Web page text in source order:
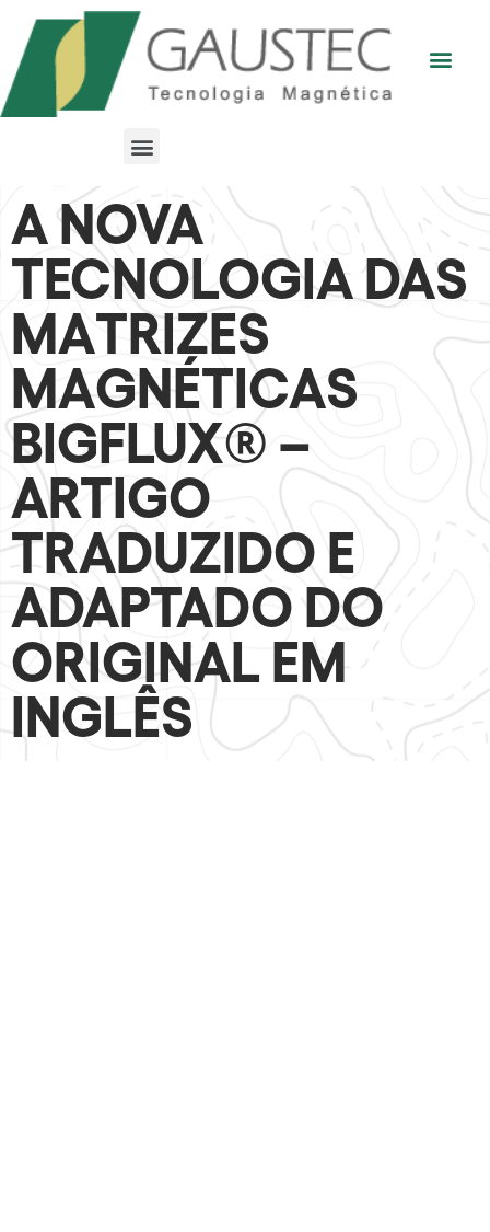
A NOVA
TECNOLOGIA DAS
MATRIZES
MAGNÉTICAS
BIGFLUX® –
ARTIGO
TRADUZIDO E
ADAPTADO DO
ORIGINAL EM
INGLÊS